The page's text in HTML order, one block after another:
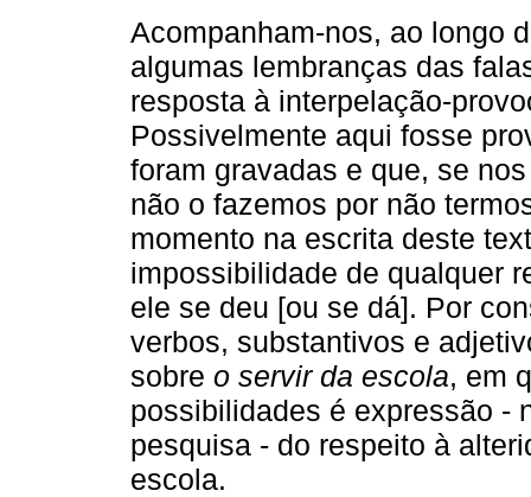
Acompanham-nos, ao longo
algumas lembranças das
resposta à interpelação-
Possivelmente aqui fosse
foram gravadas e que, se
não o fazemos por não
momento na escrita deste
impossibilidade de qualquer
ele se deu [ou se dá]. Por
verbos, substantivos e
sobre o servir da escola, em
possibilidades é expressão -
pesquisa - do respeito à
escola.